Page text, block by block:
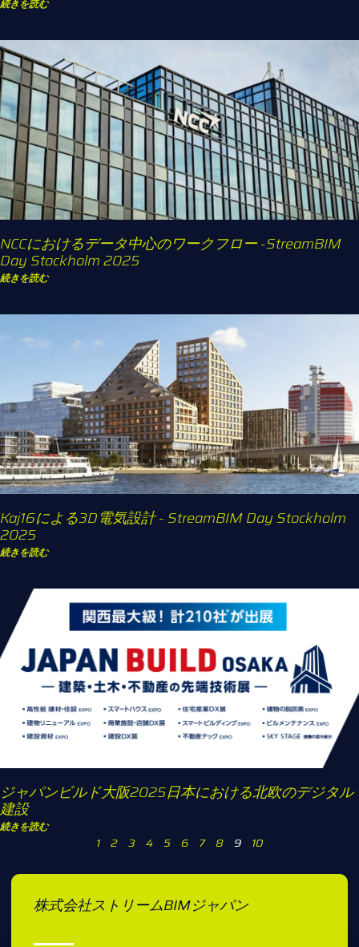
続きを読む
NCCにおけるデータ中心のワークフロー -StreamBIM
Day Stockholm 2025
続きを読む
Kaj16による3D電気設計 - StreamBIM Day Stockholm
2025
続きを読む
ジャパンビルド大阪2025日本における北欧のデジタル
建設
続きを読む
1 2 3 4 5 6 7 8 9 10
株式会社ストリームBIMジャパン